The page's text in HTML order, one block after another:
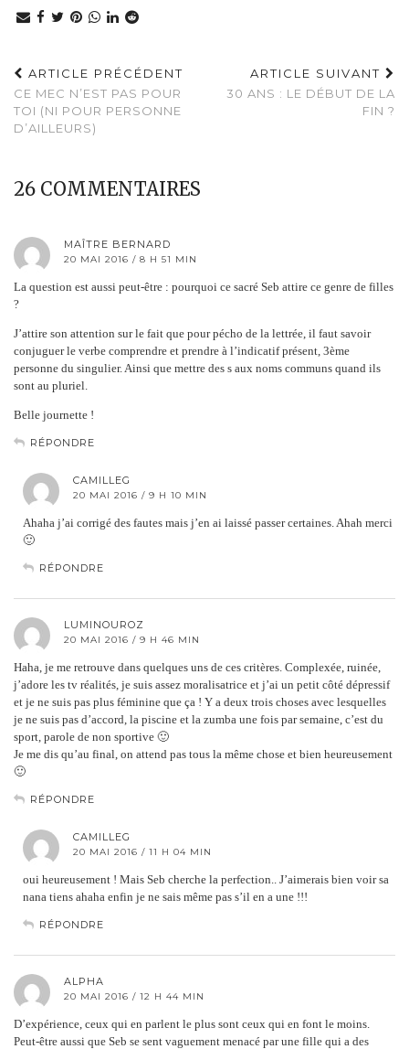
ARTICLE PRÉCÉDENT
CE MEC N’EST PAS POUR
TOI (NI POUR PERSONNE
D’AILLEURS)
ARTICLE SUIVANT
30 ANS : LE DÉBUT DE LA
FIN ?
26 COMMENTAIRES
MAÎTRE BERNARD
20 MAI 2016 / 8 H 51 MIN
La question est aussi peut-être : pourquoi ce sacré Seb attire ce genre de filles
?
J’attire son attention sur le fait que pour pécho de la lettrée, il faut savoir
conjuguer le verbe comprendre et prendre à l’indicatif présent, 3ème
personne du singulier. Ainsi que mettre des s aux noms communs quand ils
sont au pluriel.
Belle journette !
RÉPONDRE
CAMILLEG
20 MAI 2016 / 9 H 10 MIN
Ahaha j’ai corrigé des fautes mais j’en ai laissé passer certaines. Ahah merci
🙂
RÉPONDRE
LUMINOUROZ
20 MAI 2016 / 9 H 46 MIN
Haha, je me retrouve dans quelques uns de ces critères. Complexée, ruinée,
j’adore les tv réalités, je suis assez moralisatrice et j’ai un petit côté dépressif
et je ne suis pas plus féminine que ça ! Y a deux trois choses avec lesquelles
je ne suis pas d’accord, la piscine et la zumba une fois par semaine, c’est du
sport, parole de non sportive 🙂
Je me dis qu’au final, on attend pas tous la même chose et bien heureusement
🙂
RÉPONDRE
CAMILLEG
20 MAI 2016 / 11 H 04 MIN
oui heureusement ! Mais Seb cherche la perfection.. J’aimerais bien voir sa
nana tiens ahaha enfin je ne sais même pas s’il en a une !!!
RÉPONDRE
ALPHA
20 MAI 2016 / 12 H 44 MIN
D’expérience, ceux qui en parlent le plus sont ceux qui en font le moins.
Peut-être aussi que Seb se sent vaguement menacé par une fille qui a des